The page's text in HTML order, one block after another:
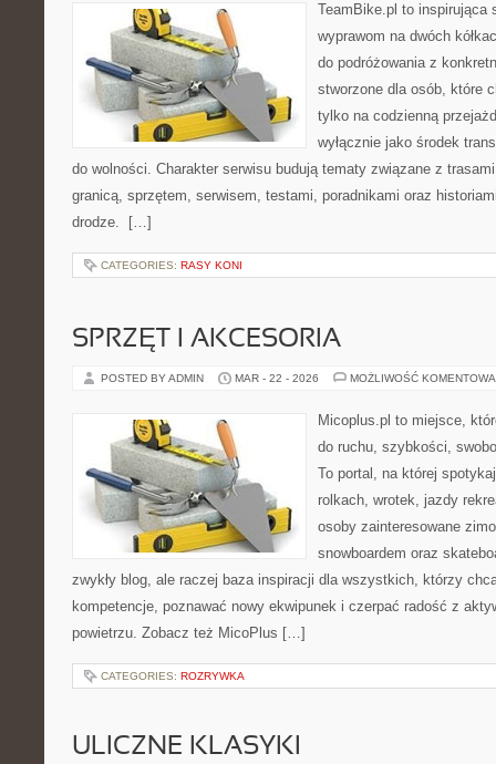
TeamBike.pl to inspirująca
wyprawom na dwóch
do podróżowania z
stworzone dla osób, które
tylko na codzienną
wyłącznie jako środek
do wolności. Charakter serwisu budują tematy związane z
granicą, sprzętem, serwisem, testami, poradnikami oraz
drodze. […]
CATEGORIES: RASY KONI
SPRZĘT I AKCESORIA
POSTED BY ADMIN MAR - 22 - 2026 MOŻLIWOŚĆ
Micoplus.pl to miejsce,
do ruchu, szybkości,
To portal, na której
rolkach, wrotek, jazdy
osoby zainteresowane
snowboardem oraz
zwykły blog, ale raczej baza inspiracji dla wszystkich, którzy
kompetencje, poznawać nowy ekwipunek i czerpać radość z
powietrzu. Zobacz też MicoPlus […]
CATEGORIES: ROZRYWKA
ULICZNE KLASYKI